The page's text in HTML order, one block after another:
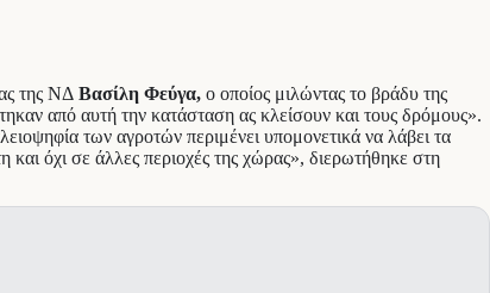
της ΝΔ Βασίλη Φεύγα, ο οποίος μιλώντας το βράδυ της
από αυτή την κατάσταση ας κλείσουν και τους δρόμους».
των αγροτών περιμένει υπομονετικά να λάβει τα
όχι σε άλλες περιοχές της χώρας», διερωτήθηκε στη